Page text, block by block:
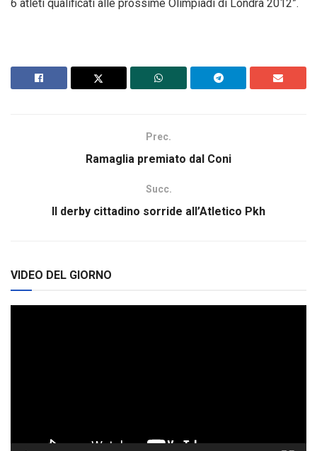
6 atleti qualificati alle prossime Olimpiadi di Londra 2012”.
Prec.
Ramaglia premiato dal Coni
Succ.
Il derby cittadino sorride all’Atletico Pkh
VIDEO DEL GIORNO